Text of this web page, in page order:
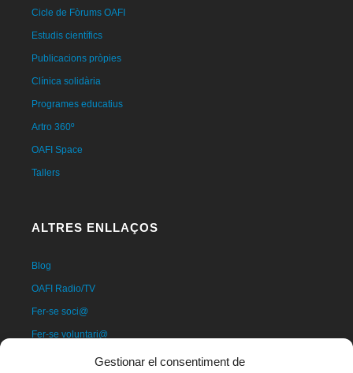
Gestionar el consentiment de
Cicle de Fòrums OAFI
Estudis científics
Publicacions pròpies
Clínica solidària
Programes educatius
Artro 360º
OAFI Space
Tallers
ALTRES ENLLAÇOS
Blog
OAFI Radio/TV
Fer-se soci@
Fer-se voluntari@